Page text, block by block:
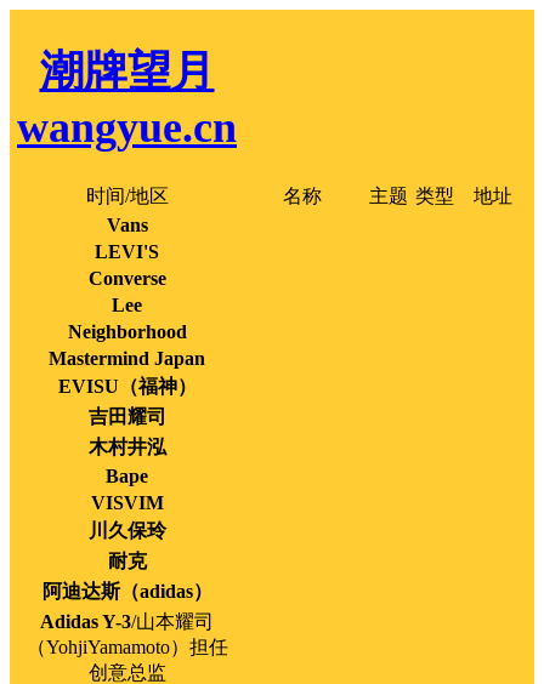
潮牌望月
wangyue.cn
时间/地区 名称 主题 类型
地址
Vans
LEVI'S
Converse
Lee
Neighborhood
Mastermind Japan
EVISU（福神）
吉田耀司
木村井泓
Bape
VISVIM
川久保玲
耐克
阿迪达斯（adidas）
Adidas Y-3/山本耀司
（YohjiYamamoto）担任
创意总监